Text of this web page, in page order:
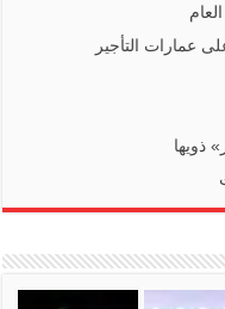
عمارات التأجير
ذويها